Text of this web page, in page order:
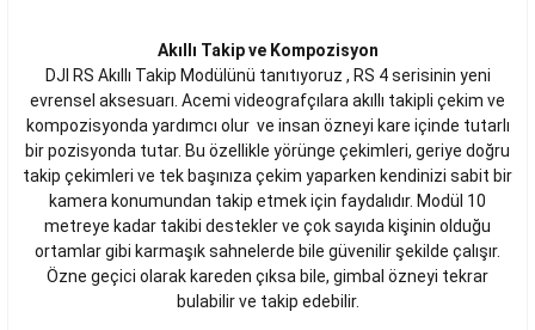
Akıllı Takip ve Kompozisyon
DJI RS Akıllı Takip Modülünü tanıtıyoruz , RS 4 serisinin yeni
evrensel aksesuarı. Acemi videografçılara akıllı takipli çekim ve
kompozisyonda yardımcı olur ve insan özneyi kare içinde tutarlı
bir pozisyonda tutar. Bu özellikle yörünge çekimleri, geriye doğru
takip çekimleri ve tek başınıza çekim yaparken kendinizi sabit bir
kamera konumundan takip etmek için faydalıdır. Modül 10
metreye kadar takibi destekler ve çok sayıda kişinin olduğu
ortamlar gibi karmaşık sahnelerde bile güvenilir şekilde çalışır.
Özne geçici olarak kareden çıksa bile, gimbal özneyi tekrar
bulabilir ve takip edebilir.